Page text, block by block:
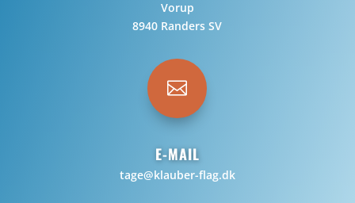
Vorup
8940 Randers SV

E-MAIL
tage@klauber-flag.dk